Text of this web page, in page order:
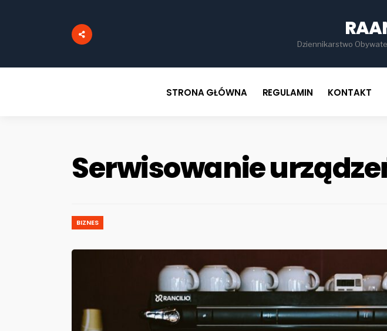
Dziennikarstwo
STRONA GŁÓWNA REGULAMIN KONTAKT
Serwisowanie
BIZNES